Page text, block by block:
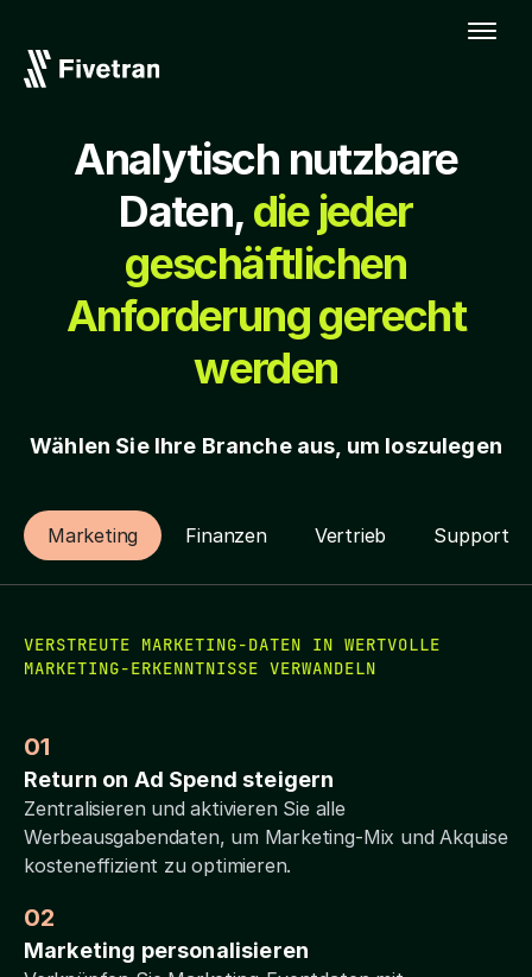
Analytisch nutzbare
Daten, die jeder
geschäftlichen
Anforderung gerecht
werden
Wählen Sie Ihre Branche aus, um loszulegen
Marketing Finanzen Vertrieb Support
VERSTREUTE MARKETING-DATEN IN WERTVOLLE
MARKETING-ERKENNTNISSE VERWANDELN
01
Return on Ad Spend steigern
Zentralisieren und aktivieren Sie alle
Werbeausgabendaten, um Marketing-Mix und Akquise
kosteneffizient zu optimieren.
02
Marketing personalisieren